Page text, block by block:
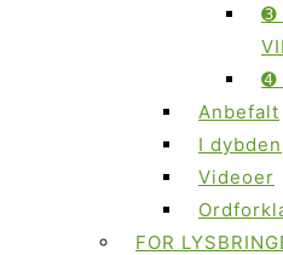
➌
➍
Anbefalt
I dybden
Videoer
FOR